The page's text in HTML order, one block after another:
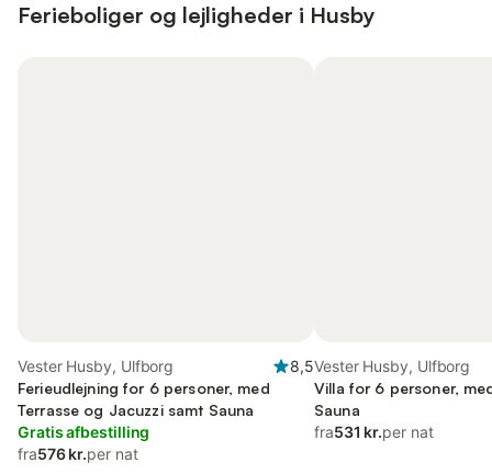
Ferieboliger og lejligheder i Husby
Vester Husby, Ulfborg
8,5
Ferieudlejning for 6 personer, med
Terrasse og Jacuzzi samt Sauna
Gratis afbestilling
fra576 kr.per nat
Vester Husby, Ulfborg
Villa for 6 personer,
Sauna
fra531 kr.per nat